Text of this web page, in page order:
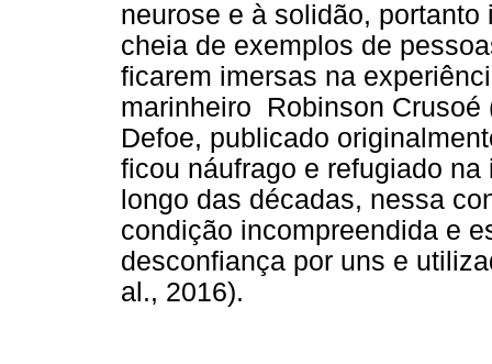
neurose e à solidão,
cheia de exemplos de
ficarem imersas na
marinheiro Robinson Crusoé
Defoe, publicado
ficou náufrago e refugiado
longo das décadas, nessa
condição incompreendida e
desconfiança por uns e
al., 2016).